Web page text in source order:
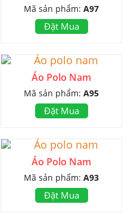
Mã sản phẩm: A97
Đặt Mua
Áo Polo Nam
Mã sản phẩm: A95
Đặt Mua
Áo Polo Nam
Mã sản phẩm: A93
Đặt Mua